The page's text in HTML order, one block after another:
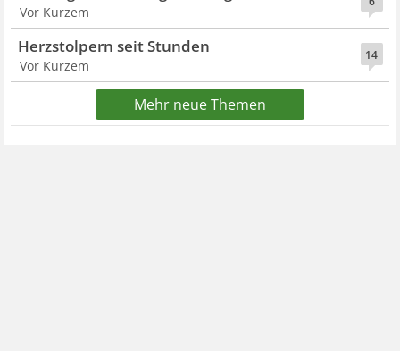
Vor Kurzem
14
Herzstolpern seit Stunden
Vor Kurzem
Mehr neue Themen